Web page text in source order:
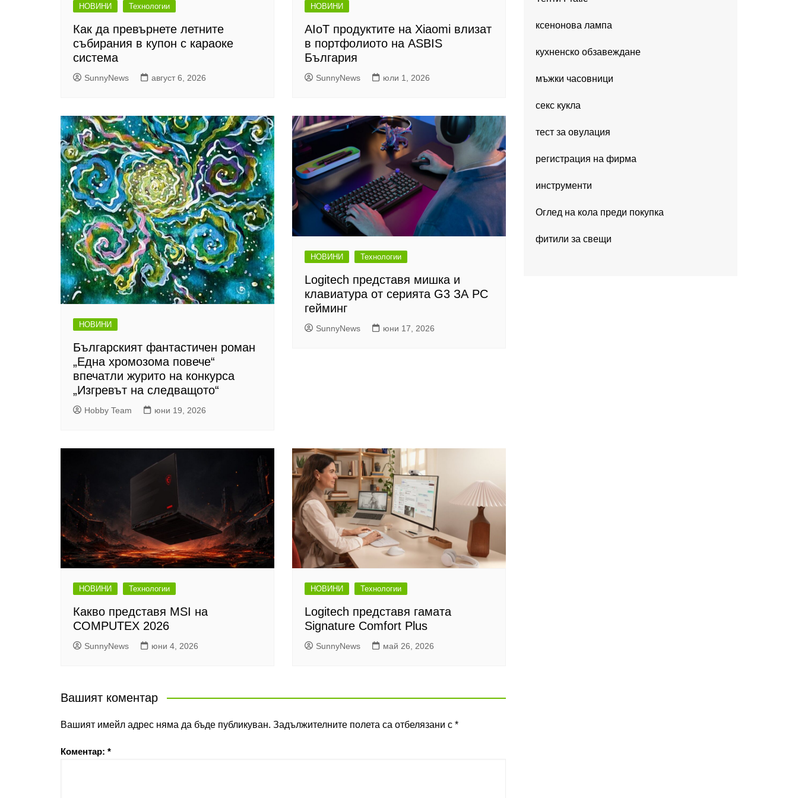
НОВИНИ Технологии
Как да превърнете летните
събирания в купон с караоке
система
SunnyNews август 6, 2026
НОВИНИ
AIoT продуктите на Xiaomi влизат
в портфолиото на ASBIS
България
SunnyNews юли 1, 2026
НОВИНИ
Българският фантастичен роман
„Една хромозома повече“
впечатли журито на конкурса
„Изгревът на следващото“
Hobby Team юни 19, 2026
НОВИНИ Технологии
Logitech представя мишка и
клавиатура от серията G3 ЗА PC
гейминг
SunnyNews юни 17, 2026
НОВИНИ Технологии
Какво представя MSI на
COMPUTEX 2026
SunnyNews юни 4, 2026
НОВИНИ Технологии
Logitech представя гамата
Signature Comfort Plus
SunnyNews май 26, 2026
Вашият коментар
Вашият имейл адрес няма да бъде публикуван. Задължителните полета са отбелязани с *
Коментар: *
ксенонова лампа
кухненско обзавеждане
мъжки часовници
секс кукла
тест за овулация
регистрация на фирма
инструменти
Оглед на кола преди покупка
фитили за свещи